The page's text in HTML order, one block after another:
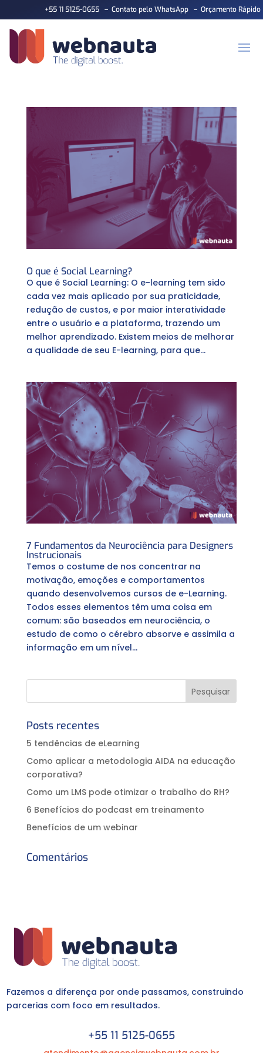
+55 11 5125-0655– Contato pelo WhatsApp– Orçamento Rápido
O que é Social Learning?
O que é Social Learning: O e-learning tem sido
cada vez mais aplicado por sua praticidade,
redução de custos, e por maior interatividade
entre o usuário e a plataforma, trazendo um
melhor aprendizado. Existem meios de melhorar
a qualidade de seu E-learning, para que...
7 Fundamentos da Neurociência para Designers
Instrucionais
Temos o costume de nos concentrar na
motivação, emoções e comportamentos
quando desenvolvemos cursos de e-Learning.
Todos esses elementos têm uma coisa em
comum: são baseados em neurociência, o
estudo de como o cérebro absorve e assimila a
informação em um nível...
Posts recentes
5 tendências de eLearning
Como aplicar a metodologia AIDA na educação
corporativa?⠀
Como um LMS pode otimizar o trabalho do RH?
6 Benefícios do podcast em treinamento
Benefícios de um webinar
Comentários
Fazemos a diferença por onde passamos, construindo
parcerias com foco em resultados.
+55 11 5125-0655